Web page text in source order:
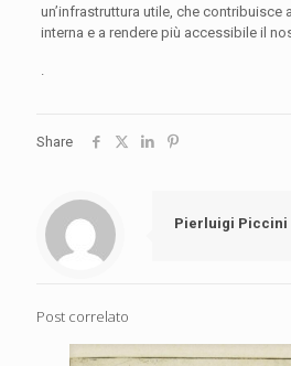
un’infrastruttura utile, che contribuisce
interna e a rendere più accessibile il
Share
Pierluigi Piccini
Post correlato